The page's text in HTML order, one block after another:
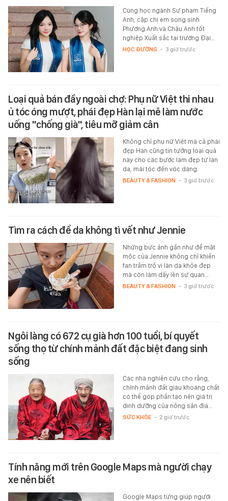
Cùng học ngành Sư phạm Tiếng
Anh, cặp chị em song sinh
Phương Anh và Châu Anh tốt
nghiệp Xuất sắc tại trường Đại…
HỌC ĐƯỜNG - 3 giờ trước
Loại quả bán đầy ngoài chợ: Phụ nữ Việt thi nhau
ủ tóc óng mượt, phái đẹp Hàn lại mê làm nước
uống "chống già", tiêu mỡ giảm cân
Không chỉ phụ nữ Việt mà cả phái
đẹp Hàn cũng tin tưởng loại quả
này cho các bước làm đẹp từ làn
da, mái tóc đến vóc dáng.
BEAUTY & FASHION - 3 giờ trước
Tìm ra cách để da không tì vết như Jennie
Những bức ảnh gần như để mặt
mộc của Jennie không chỉ khiến
fan trầm trồ vì làn da khỏe đẹp
mà còn làm dấy lên sự quan…
BEAUTY & FASHION - 3 giờ trước
Ngôi làng có 672 cụ già hơn 100 tuổi, bí quyết
sống thọ từ chính mảnh đất đặc biệt đang sinh
sống
Các nhà nghiên cứu cho rằng,
chính mảnh đất giàu khoáng chất
có thể góp phần tạo nên giá trị
dinh dưỡng của nông sản địa…
SỨC KHỎE - 2 giờ trước
Tính năng mới trên Google Maps mà người chạy
xe nên biết
Google Maps từng giúp người